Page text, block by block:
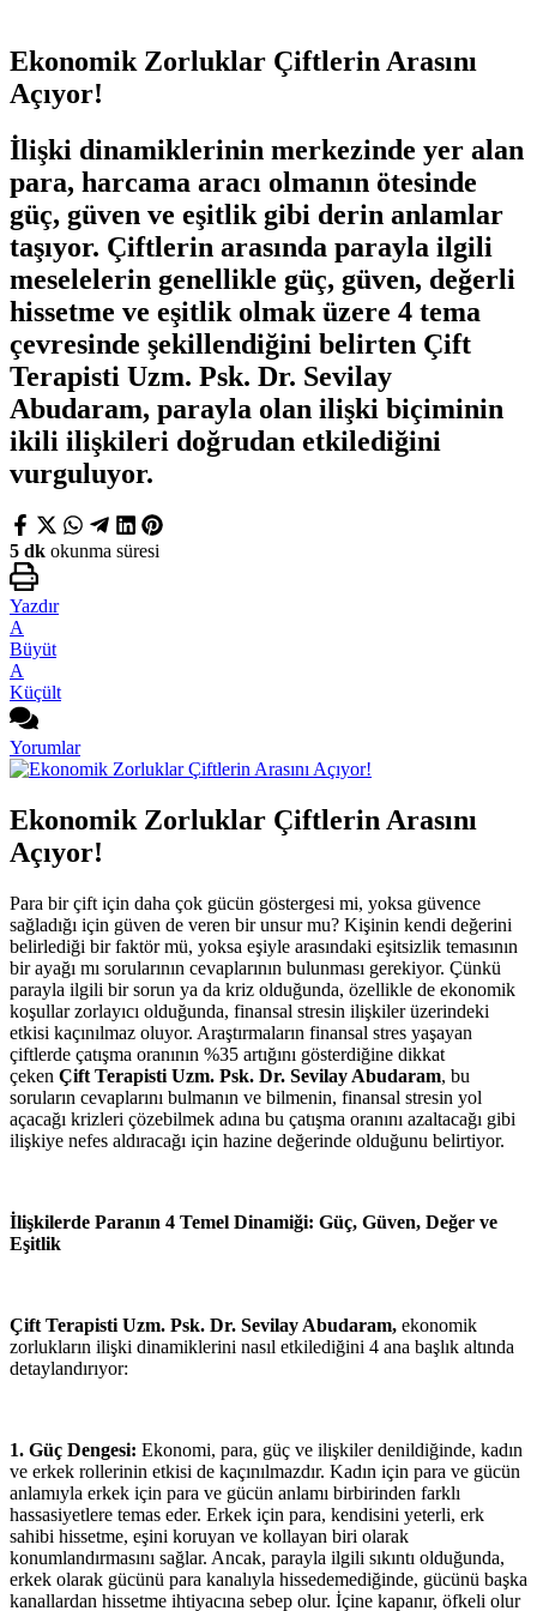
Ekonomik Zorluklar Çiftlerin Arasını
Açıyor!
İlişki dinamiklerinin merkezinde yer alan
para, harcama aracı olmanın ötesinde
güç, güven ve eşitlik gibi derin anlamlar
taşıyor. Çiftlerin arasında parayla ilgili
meselelerin genellikle güç, güven, değerli
hissetme ve eşitlik olmak üzere 4 tema
çevresinde şekillendiğini belirten Çift
Terapisti Uzm. Psk. Dr. Sevilay
Abudaram, parayla olan ilişki biçiminin
ikili ilişkileri doğrudan etkilediğini
vurguluyor.
5 dk okunma süresi
Yazdır
A
Büyüt
A
Küçült
Yorumlar
Ekonomik Zorluklar Çiftlerin Arasını
Açıyor!
Para bir çift için daha çok gücün göstergesi mi, yoksa güvence
sağladığı için güven de veren bir unsur mu? Kişinin kendi değerini
belirlediği bir faktör mü, yoksa eşiyle arasındaki eşitsizlik temasının
bir ayağı mı sorularının cevaplarının bulunması gerekiyor. Çünkü
parayla ilgili bir sorun ya da kriz olduğunda, özellikle de ekonomik
koşullar zorlayıcı olduğunda, finansal stresin ilişkiler üzerindeki
etkisi kaçınılmaz oluyor. Araştırmaların finansal stres yaşayan
çiftlerde çatışma oranının %35 artığını gösterdiğine dikkat
çeken Çift Terapisti Uzm. Psk. Dr. Sevilay Abudaram, bu
soruların cevaplarını bulmanın ve bilmenin, finansal stresin yol
açacağı krizleri çözebilmek adına bu çatışma oranını azaltacağı gibi
ilişkiye nefes aldıracağı için hazine değerinde olduğunu belirtiyor.
İlişkilerde Paranın 4 Temel Dinamiği: Güç, Güven, Değer ve
Eşitlik
Çift Terapisti Uzm. Psk. Dr. Sevilay Abudaram, ekonomik
zorlukların ilişki dinamiklerini nasıl etkilediğini 4 ana başlık altında
detaylandırıyor:
1. Güç Dengesi: Ekonomi, para, güç ve ilişkiler denildiğinde, kadın
ve erkek rollerinin etkisi de kaçınılmazdır. Kadın için para ve gücün
anlamıyla erkek için para ve gücün anlamı birbirinden farklı
hassasiyetlere temas eder. Erkek için para, kendisini yeterli, erk
sahibi hissetme, eşini koruyan ve kollayan biri olarak
konumlandırmasını sağlar. Ancak, parayla ilgili sıkıntı olduğunda,
erkek olarak gücünü para kanalıyla hissedemediğinde, gücünü başka
kanallardan hissetme ihtiyacına sebep olur. İçine kapanır, öfkeli olur